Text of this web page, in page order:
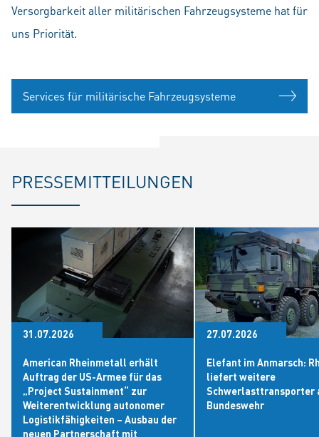
Versorgbarkeit aller militärischen Fahrzeugsysteme hat für
uns Priorität.
Services für militärische Fahrzeugsysteme
PRESSEMITTEILUNGEN
31.07.2026
American Rheinmetall erhält
Auftrag der US-Armee für das
„Project Sustainment“ zur
Weiterentwicklung autonomer
Logistikfähigkeiten – Ausbau der
neuen Partnerschaft mit
27.07.2026
Elefant im Anmarsch:
liefert weitere
Schwerlasttransporter
Bundeswehr